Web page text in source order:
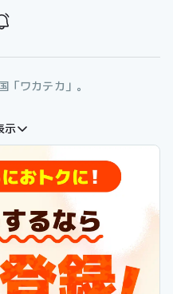
ワカテカ」。
塗れた大国「ヨークネシア」
パコは祖国ワカテカを解放す
立ち向かう！
に、パコたちが手にするのは
示